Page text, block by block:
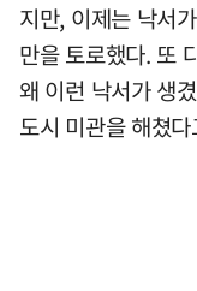
지만, 이제는 낙서
만을 토로했다. 또
왜 이런 낙서가 생
도시 미관을 해쳤